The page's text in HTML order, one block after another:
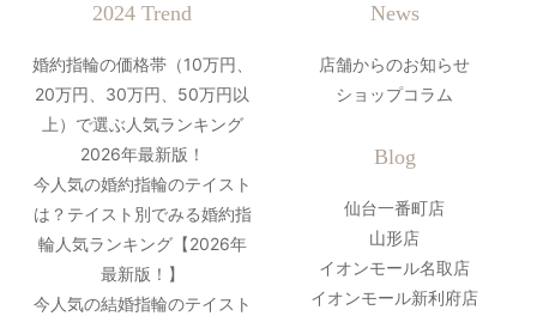
2024 Trend
婚約指輪の価格帯（10万円、
20万円、30万円、50万円以
上）で選ぶ人気ランキング
2026年最新版！
今人気の婚約指輪のテイスト
は？テイスト別でみる婚約指
輪人気ランキング【2026年
最新版！】
今人気の結婚指輪のテイスト
News
店舗からのお知らせ
ショップコラム
Blog
仙台一番町店
山形店
イオンモール名取店
イオンモール新利府店